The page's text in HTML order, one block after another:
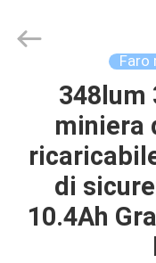
CASA
PRODOTTI
CIRCA
Rights
Faro
348lum
miniera
di
10.4Ah